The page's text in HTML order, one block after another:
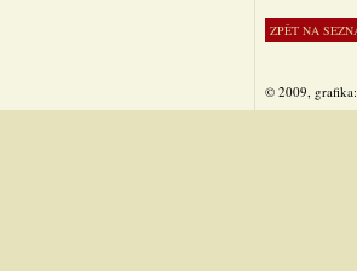
© 2009, grafika: